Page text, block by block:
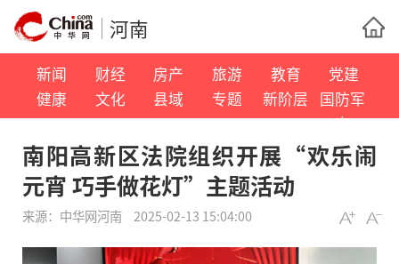
河南
新闻 财经 房产 旅游 教育
党建
健康
文化 县域 专题 新阶层
国防军
事
南阳高新区法院组织开展“欢乐闹
元宵 巧手做花灯”主题活动
来源： 中华网河南 2025-02-13 15:04:00